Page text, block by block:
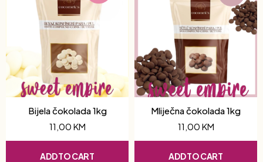
Bijela čokolada 1kg
11,00 KM
ADD TO CART
Mliječna čokolada 1kg
11,00 KM
ADD TO CART